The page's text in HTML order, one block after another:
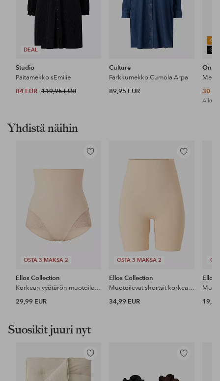
DEAL
Studio
Paitamekko sEmilie
84 EUR 119,95 EUR
Culture
Farkkumekko Cumola Arpa
89,95 EUR
Only
30
Yhdistä näihin
OSTA 3 MAKSA 2
Lisää
Ellos Collection
Korkean vyötärön muotoilevat pikkuhousut - keskituki
29,99 EUR
OSTA 3 MAKSA 2
Lisää
Ellos Collection
Muotoilevat shortsit korkealla vyötäröllä - medium support
34,99 EUR
Ellos
19,99
Suosikit juuri nyt
Lisää
Lisää